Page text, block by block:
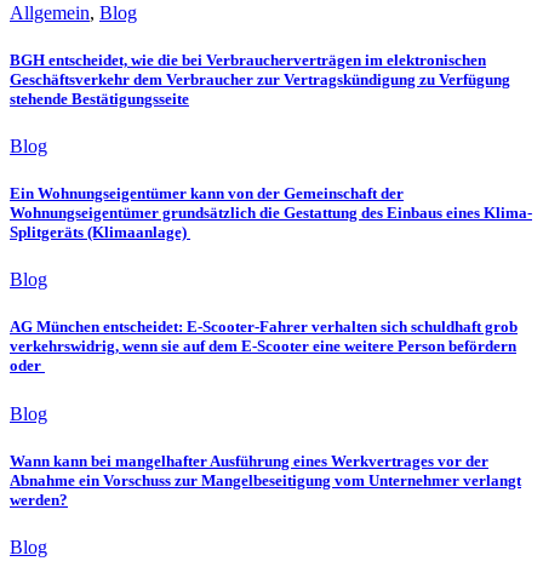
Allgemein, Blog
BGH entscheidet, wie die bei Verbraucherverträgen im elektronischen
Geschäftsverkehr dem Verbraucher zur Vertragskündigung zu Verfügung
stehende Bestätigungsseite
Blog
Ein Wohnungseigentümer kann von der Gemeinschaft der
Wohnungseigentümer grundsätzlich die Gestattung des Einbaus eines Klima-
Splitgeräts (Klimaanlage)
Blog
AG München entscheidet: E-Scooter-Fahrer verhalten sich schuldhaft grob
verkehrswidrig, wenn sie auf dem E-Scooter eine weitere Person befördern
oder
Blog
Wann kann bei mangelhafter Ausführung eines Werkvertrages vor der
Abnahme ein Vorschuss zur Mangelbeseitigung vom Unternehmer verlangt
werden?
Blog